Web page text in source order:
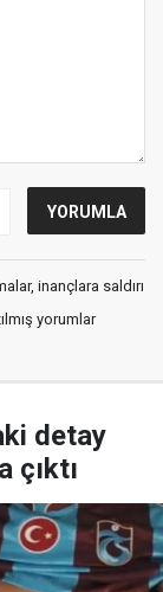
inançlara saldırı
yorumlar
detay
çıktı